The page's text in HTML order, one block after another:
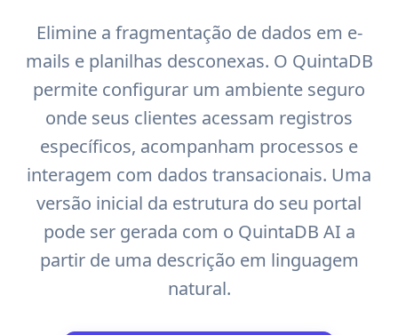
Elimine a fragmentação de dados em e-
mails e planilhas desconexas. O QuintaDB
permite configurar um ambiente seguro
onde seus clientes acessam registros
específicos, acompanham processos e
interagem com dados transacionais. Uma
versão inicial da estrutura do seu portal
pode ser gerada com o QuintaDB AI a
partir de uma descrição em linguagem
natural.